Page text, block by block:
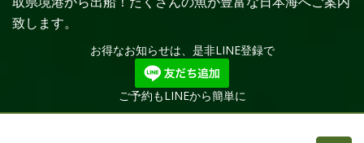
致します。
お得なお知らせは、是非LINE登録で
ご予約もLINEから簡単に